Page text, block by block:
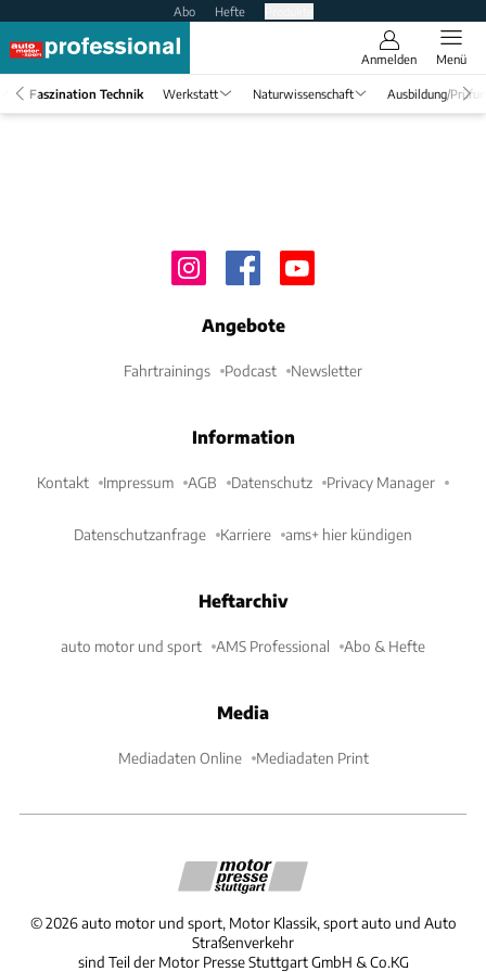
Abo Hefte
Anmelden Menü
Faszination Technik Werkstatt Naturwissenschaft Ausbildung/
Angebote
Fahrtrainings Podcast Newsletter
Information
Kontakt Impressum AGB Datenschutz Privacy Manager
Datenschutzanfrage Karriere ams+ hier kündigen
Heftarchiv
auto motor und sport AMS Professional Abo & Hefte
Media
Mediadaten Online Mediadaten Print
©2026 auto motor und sport, Motor Klassik, sport auto und Auto
Straßenverkehr
sind Teil der Motor Presse Stuttgart GmbH & Co.KG